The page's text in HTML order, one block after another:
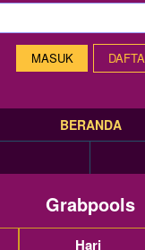
BERANDA
Grabpools
Hari